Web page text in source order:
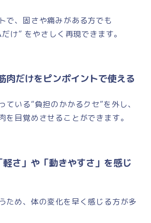
で、固さや痛みがある方でも
け” をやさしく再現できます。
肉だけをピンポイントで使える
ている“負担のかかるクセ”を外し、
を目覚めさせることができます。
さ」や「動きやすさ」を感じ
ため、体の変化を早く感じる方が多